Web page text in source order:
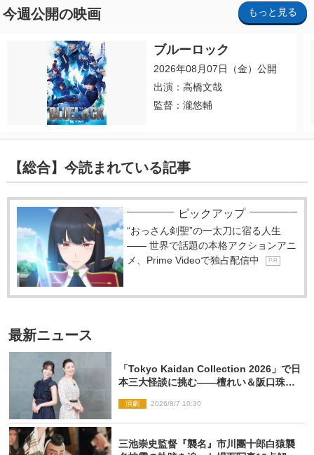
今週公開の映画 もっと見る
ブルーロック
2026年08月07日（金）公開
出演：高橋文哉
監督：瀧悠輔
【総合】今読まれている記事
ピックアップ
“おっさん剣聖”の一太刀に宿る人生
―― 世界で話題の本格アクションアニ
メ、Prime Videoで独占配信中
P R
最新ニュース
「Tokyo Kaidan Collection 2026」で日
本三大怪談に挑む――檀れい＆阪口珠美
演劇 2026/8/7 10:30
三池崇史監督『襲名』市川團十郎白猿襲